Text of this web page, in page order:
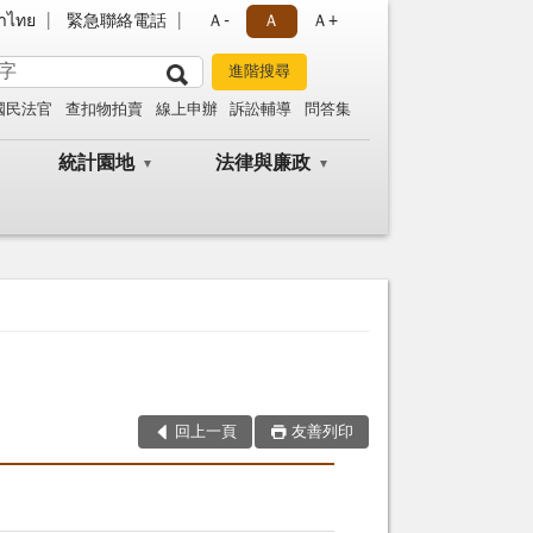
ไทย 緊急聯絡電話 Ａ- Ａ Ａ+
民法官 查扣物拍賣 線上申辦 訴訟輔導 問答集
統計園地 法律與廉政
回上一頁 友善列印